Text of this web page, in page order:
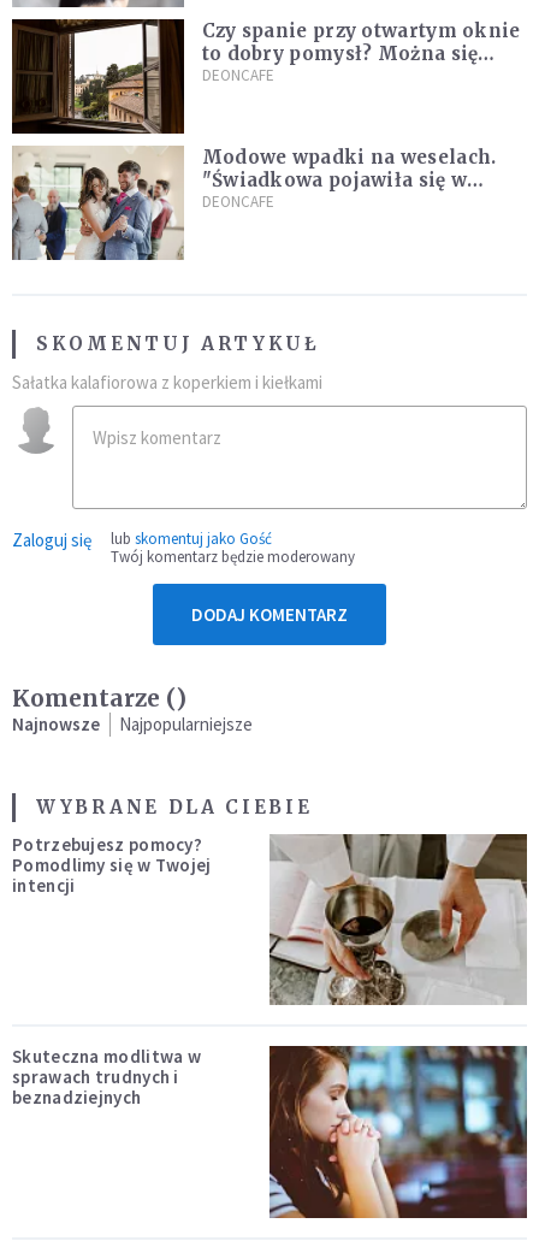
Czy spanie przy otwartym oknie
to dobry pomysł? Można się
zdziwić, co mówią o tym
DEONCAFE
Modowe wpadki na weselach.
"Świadkowa pojawiła się w
czarnej, koronkowej mini"
DEONCAFE
SKOMENTUJ ARTYKUŁ
Sałatka kalafiorowa z koperkiem i kiełkami
Zaloguj się lub skomentuj jako Gość
Twój komentarz będzie moderowany
DODAJ KOMENTARZ
Komentarze ()
Najnowsze Najpopularniejsze
WYBRANE DLA CIEBIE
Potrzebujesz pomocy?
Pomodlimy się w Twojej
intencji
Skuteczna modlitwa w
sprawach trudnych i
beznadziejnych